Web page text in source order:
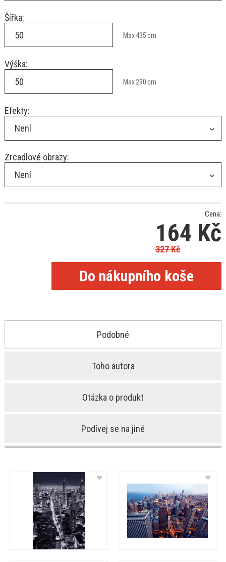
Šířka:
Max435cm
Výška:
Max290cm
Efekty:
Není
Zrcadlové obrazy:
Není
Cena:
164 Kč
327Kč
Podobné
Toho autora
Otázka o produkt
Podívej se na jiné
❤ ❤